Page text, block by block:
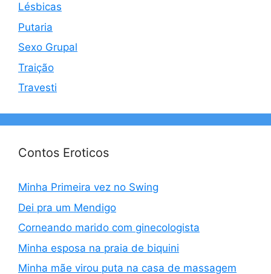
Lésbicas
Putaria
Sexo Grupal
Traição
Travesti
Contos Eroticos
Minha Primeira vez no Swing
Dei pra um Mendigo
Corneando marido com ginecologista
Minha esposa na praia de biquini
Minha mãe virou puta na casa de massagem